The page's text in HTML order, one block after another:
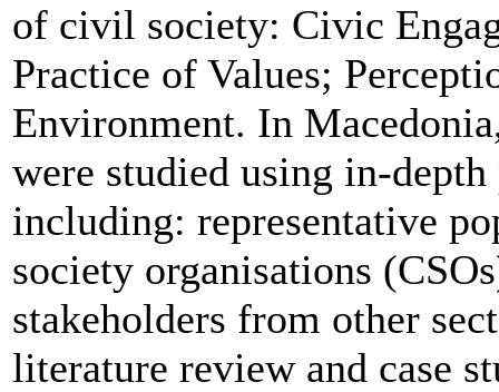
of civil society: Civic
Practice of Values;
Environment. In
were studied using in-
including: representative
society organisations
stakeholders from other
literature review and case